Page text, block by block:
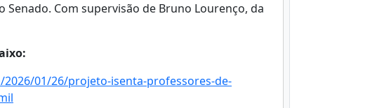
Com supervisão de Bruno Lourenço, da
01/26/projeto-isenta-professores-de-